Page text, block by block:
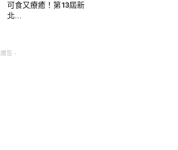
可食又療癒！第13屆新
北...
告 -